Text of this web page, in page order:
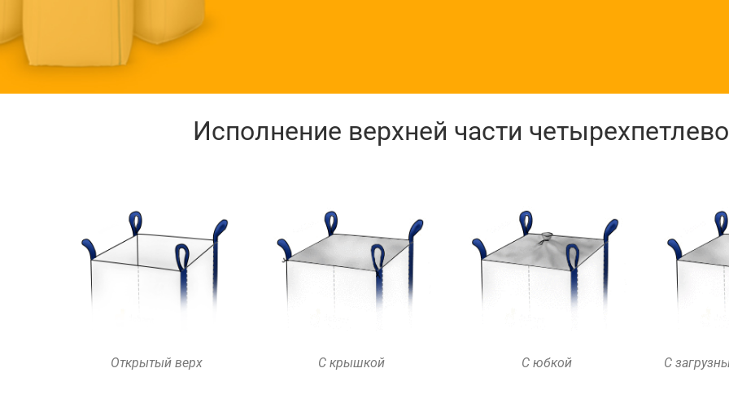
Исполнение верхней части
Открытый верх С крышкой С юбкой С